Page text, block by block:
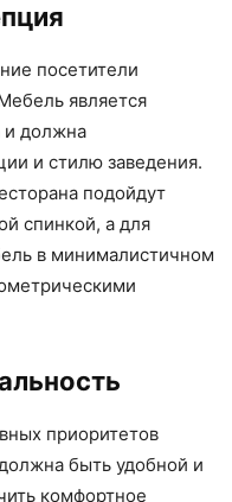
посетители
является
и должна
и стилю заведения.
подойдут
спинкой, а для
в минималистичном
приоритетов
быть удобной и
комфортное